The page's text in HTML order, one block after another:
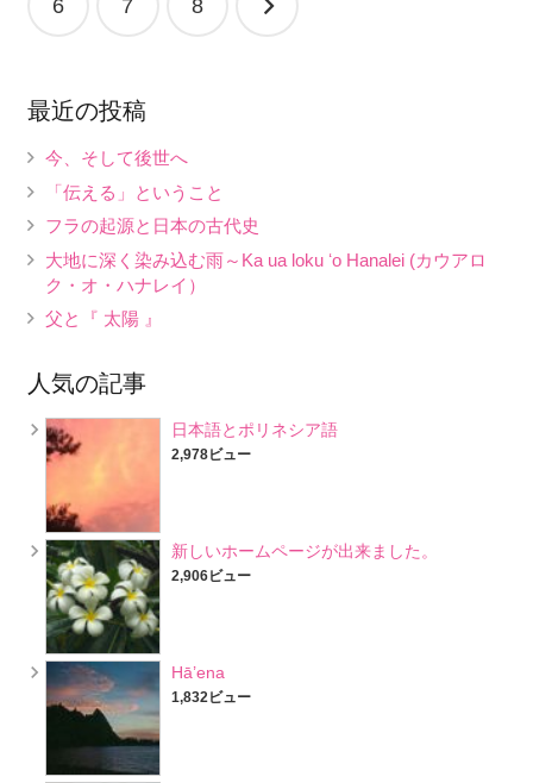
ー
シ
ョ
ン
6 7 8
最近の投稿
今、そして後世へ
「伝える」ということ
フラの起源と日本の古代史
大地に深く染み込む雨～Ka ua loku ʻo Hanalei (カウアロ
ク・オ・ハナレイ）
父と『 太陽 』
人気の記事
日本語とポリネシア語
2,978ビュー
新しいホームページが出来ました。
2,906ビュー
Hā’ena
1,832ビュー